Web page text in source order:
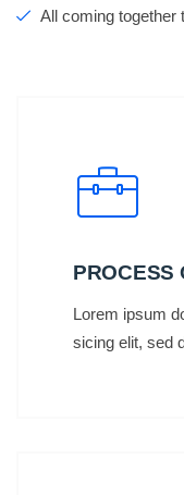
All coming together
PROCESS
Lorem ipsum
sicing elit, sed